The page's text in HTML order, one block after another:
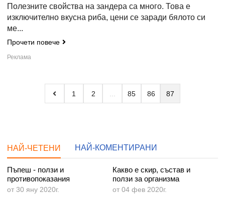
Полезните свойства на зандера са много. Това е
изключително вкусна риба, цени се заради бялото си
ме...
Прочети повече
1 2 85 86 87
НАЙ-ЧЕТЕНИ НАЙ-КОМЕНТИРАНИ
Пъпеш - ползи и
противопоказания
от 30 яну 2020г.
Какво е скир, състав и
ползи за организма
от 04 фев 2020г.